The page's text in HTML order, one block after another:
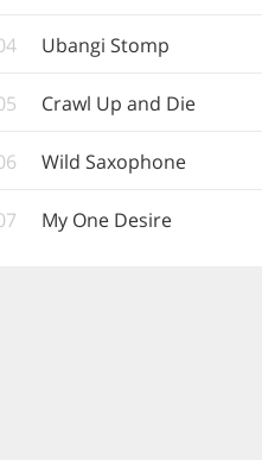
Ubangi Stomp
Crawl Up and Die
Wild Saxophone
My One Desire